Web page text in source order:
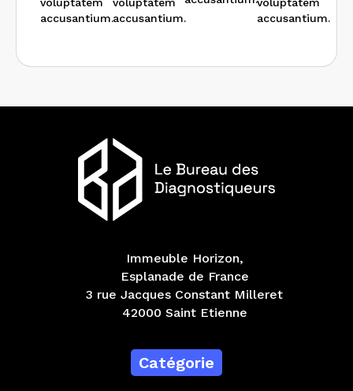
voluptatem
accusantium.
voluptatem
accusantium.
voluptatem
accusantium.
Immeuble Horizon,
Esplanade de France
3 rue Jacques Constant Milleret
42000 Saint Etienne
Catégorie